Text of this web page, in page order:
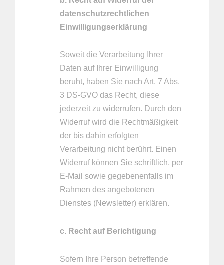
datenschutzrechtlichen
Einwilligungserklärung
Soweit die Verarbeitung Ihrer
Daten auf Ihrer Einwilligung
beruht, haben Sie nach Art. 7 Abs.
3 DS-GVO das Recht, diese
jederzeit zu widerrufen. Durch den
Widerruf wird die Rechtmäßigkeit
der bis dahin erfolgten
Verarbeitung nicht berührt. Einen
Widerruf können Sie schriftlich, per
E-Mail sowie gegebenenfalls im
Rahmen des angebotenen
Dienstes (Newsletter) erklären.
c. Recht auf Berichtigung
Sofern Ihre Person betreffende